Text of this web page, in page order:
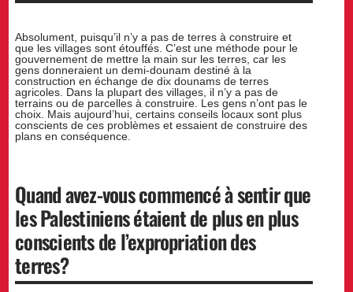
Absolument, puisqu’il n’y a pas de terres à construire et
que les villages sont étouffés. C’est une méthode pour le
gouvernement de mettre la main sur les terres, car les
gens donneraient un demi-dounam destiné à la
construction en échange de dix dounams de terres
agricoles. Dans la plupart des villages, il n’y a pas de
terrains ou de parcelles à construire. Les gens n’ont pas le
choix. Mais aujourd’hui, certains conseils locaux sont plus
conscients de ces problèmes et essaient de construire des
plans en conséquence.
Quand avez-vous commencé à sentir que
les Palestiniens étaient de plus en plus
conscients de l’expropriation des
terres?